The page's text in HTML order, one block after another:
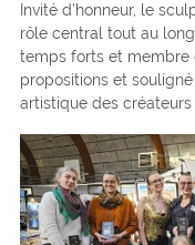
Invité d’honneur, le
rôle central tout au
temps forts et membre
propositions et
artistique des créateurs